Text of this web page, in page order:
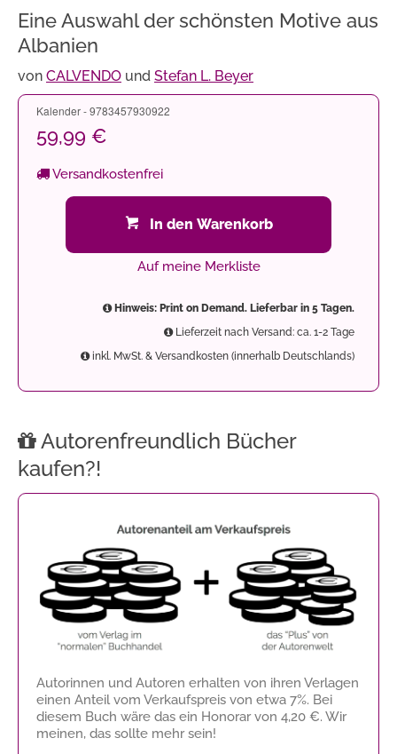
Eine Auswahl der schönsten Motive aus
Albanien
von CALVENDO und Stefan L. Beyer
Kalender - 9783457930922
59,99 €
Versandkostenfrei
In den Warenkorb
Auf meine Merkliste
Hinweis: Print on Demand. Lieferbar in 5 Tagen.
Lieferzeit nach Versand: ca. 1-2 Tage
inkl. MwSt. & Versandkosten (innerhalb Deutschlands)
Autorenfreundlich Bücher
kaufen?!
Autorinnen und Autoren erhalten von ihren Verlagen
einen Anteil vom Verkaufspreis von etwa 7%. Bei
diesem Buch wäre das ein Honorar von 4,20 €. Wir
meinen, das sollte mehr sein!